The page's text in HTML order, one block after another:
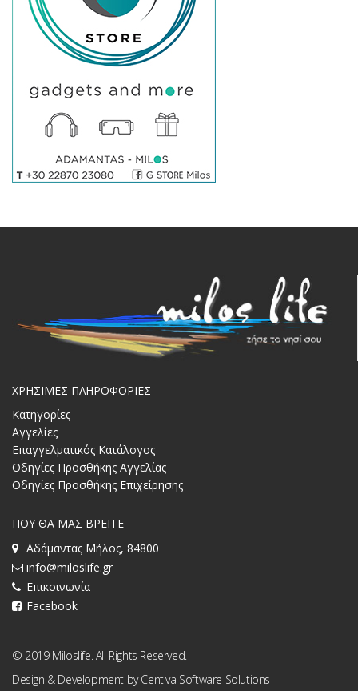
ΧΡΗΣΙΜΕΣ ΠΛΗΡΟΦΟΡΙΕΣ
Κατηγορίες
Αγγελίες
Επαγγελματικός Κατάλογος
Οδηγίες Προσθήκης Αγγελίας
Οδηγίες Προσθήκης Επιχείρησης
ΠΟΥ ΘΑ ΜΑΣ ΒΡΕΙΤΕ
Αδάμαντας Μήλος, 84800
info@miloslife.gr
Επικοινωνία
Facebook
© 2019 Miloslife. All Rights Reserved.
Design & Development byCentiva Software Solutions